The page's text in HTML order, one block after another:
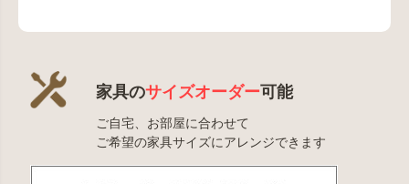
家具のサイズオーダー可能
ご自宅、お部屋に合わせて
ご希望の家具サイズにアレンジできます